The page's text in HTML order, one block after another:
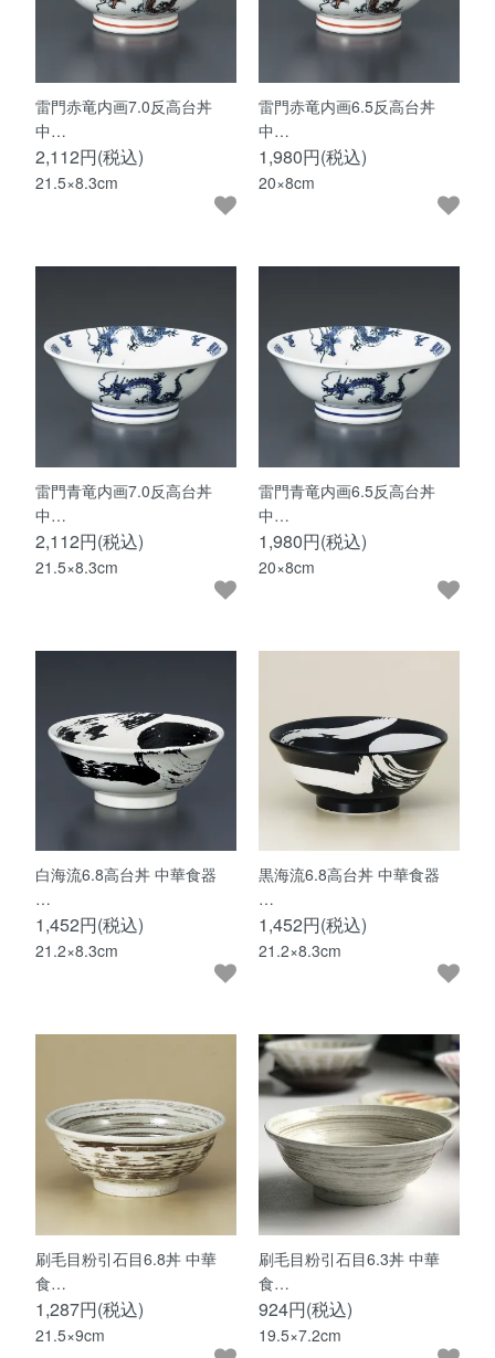
雷門赤竜内画7.0反高台丼
中…
2,112円(税込)
21.5×8.3cm
雷門赤竜内画6.5反高台丼
中…
1,980円(税込)
20×8cm
雷門青竜内画7.0反高台丼
中…
2,112円(税込)
21.5×8.3cm
雷門青竜内画6.5反高台丼
中…
1,980円(税込)
20×8cm
白海流6.8高台丼 中華食器
…
1,452円(税込)
21.2×8.3cm
黒海流6.8高台丼 中華食器
…
1,452円(税込)
21.2×8.3cm
刷毛目粉引石目6.8丼 中華
食…
1,287円(税込)
21.5×9cm
刷毛目粉引石目6.3丼 中華
食…
924円(税込)
19.5×7.2cm